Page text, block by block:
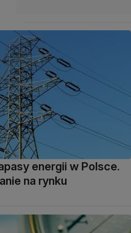
energii w Polsce.
na rynku